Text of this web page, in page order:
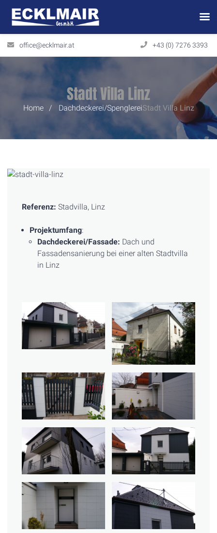
office@ecklmair.at +43 (0) 7276 3393
Stadt Villa Linz
Home Dachdeckerei/SpenglereiStadt Villa Linz
Referenz: Stadvilla, Linz
Projektumfang:
Dachdeckerei/Fassade: Dach und
Fassadensanierung bei einer alten Stadtvilla
in Linz